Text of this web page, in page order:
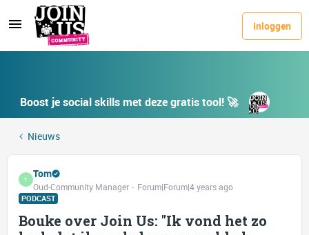
Inloggen
Boost je social skills met deze gratis tool! 🚀
Nieuws
T Tom
Oud-Community Manager Forum|Forum|4 years ago
PODCAST
Bouke over Join Us: "Ik vond het zo